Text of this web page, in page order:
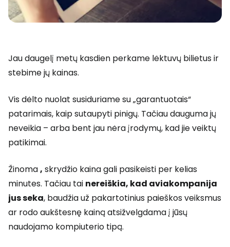
Jau daugelį metų kasdien perkame lėktuvų bilietus ir
stebime jų kainas.
Vis dėlto nuolat susiduriame su „garantuotais“
patarimais, kaip sutaupyti pinigų. Tačiau dauguma jų
neveikia – arba bent jau nėra įrodymų, kad jie veiktų
patikimai.
Žinoma, skrydžio kaina gali pasikeisti per kelias
minutes. Tačiau tai nereiškia, kad aviakompanija
jus seka, baudžia už pakartotinius paieškos veiksmus
ar rodo aukštesnę kainą atsižvelgdama į jūsų
naudojamo kompiuterio tipą.